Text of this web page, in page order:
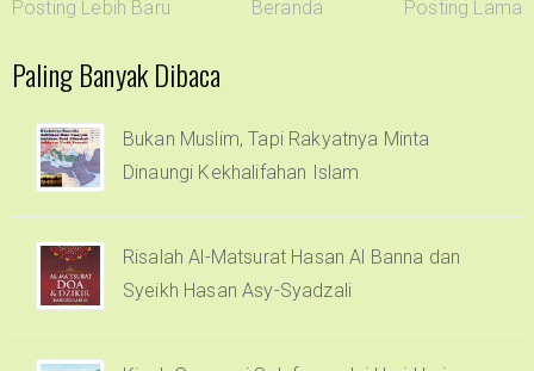
Posting Lebih Baru Beranda Posting Lama
Paling Banyak Dibaca
Bukan Muslim, Tapi Rakyatnya Minta
Dinaungi Kekhalifahan Islam
Risalah Al-Matsurat Hasan Al Banna dan
Syeikh Hasan Asy-Syadzali